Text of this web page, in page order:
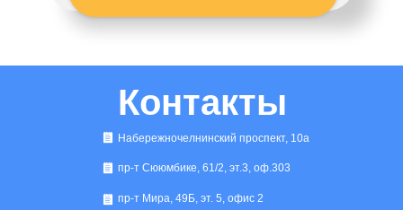
Контакты
Набережночелнинский проспект, 10а
пр-т Сююмбике, 61/2, эт.3, оф.303
пр-т Мира, 49Б, эт. 5, офис 2